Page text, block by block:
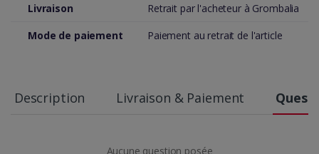
Livraison
Retrait par l'acheteur à Grombalia
Mode de paiement
Paiement au retrait de l'article
Description Livraison & Paiement
Aucune question posée